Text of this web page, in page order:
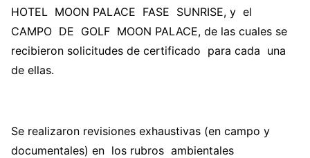
HOTEL MOON PALACE FASE SUNRISE, y el
CAMPO DE GOLF MOON PALACE, de las cuales se
recibieron solicitudes de certificado para cada una
de ellas.
Se realizaron revisiones exhaustivas (en campo y
documentales) en los rubros ambientales